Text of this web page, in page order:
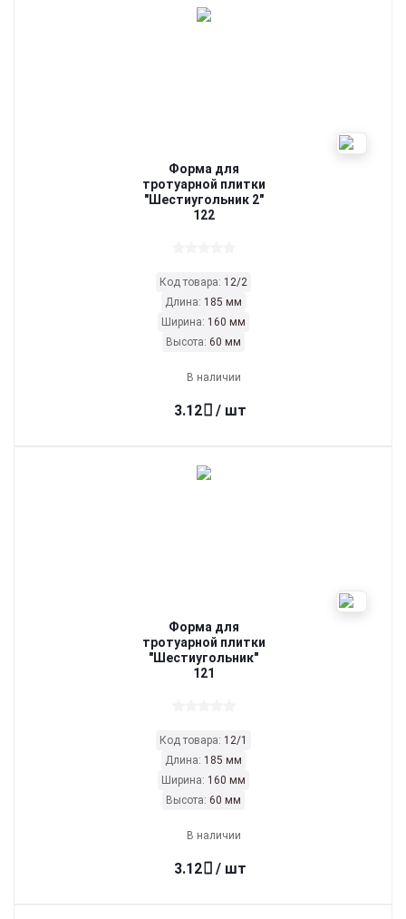
Форма для
тротуарной плитки
"Шестиугольник 2"
122
Код товара: 12/2
Длина: 185 мм
Ширина: 160 мм
Высота: 60 мм
В наличии
3.12 / шт
Форма для
тротуарной плитки
"Шестиугольник"
121
Код товара: 12/1
Длина: 185 мм
Ширина: 160 мм
Высота: 60 мм
В наличии
3.12 / шт